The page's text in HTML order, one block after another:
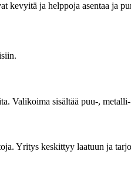
kevyitä ja helppoja asentaa ja
Valikoima sisältää puu-,
Yritys keskittyy laatuun ja